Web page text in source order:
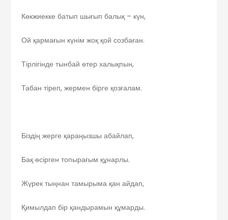
Көкжиекке батып шығып балық – күн,
Ой қармағын күнім жоқ қой созбаған.
Тірлігінде тынбай өтер халықпын,
Табан тіреп, жермен бірге қозғалам.
Біздің жерге қараңызшы абайлап,
Бақ өсірген топырағым құнарлы.
Жүрек тыңнан тамырыма қан айдап,
Қимылдап бір қандырамын құмарды.